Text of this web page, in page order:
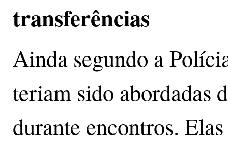
transferências
Ainda segundo a
teriam sido abordadas
durante encontros.